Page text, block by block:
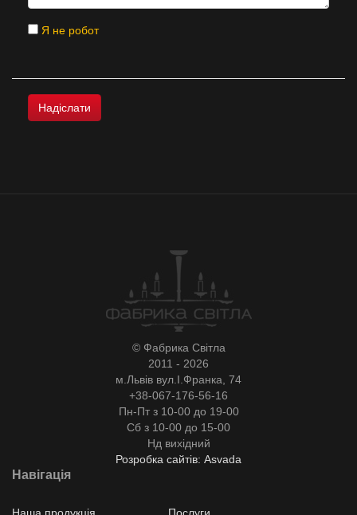
Я не робот
© Фабрика Світла
2011 - 2026
м.Львів вул.І.Франка, 74
+38-067-176-56-16
Пн-Пт з 10-00 до 19-00
Сб з 10-00 до 15-00
Нд вихідний
Розробка сайтів: Asvada
Навігація